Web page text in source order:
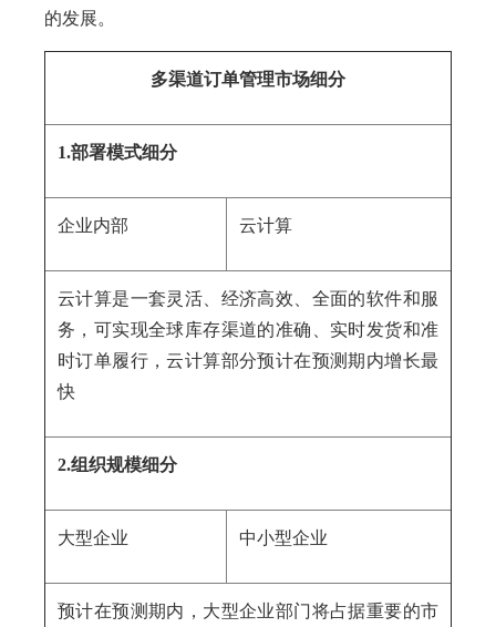
的发展。
多渠道订单管理市场细分
1.部署模式细分
企业内部 云计算
云计算是一套灵活、经济高效、全面的软件和服
务，可实现全球库存渠道的准确、实时发货和准
时订单履行，云计算部分预计在预测期内增长最
快
2.组织规模细分
大型企业 中小型企业
预计在预测期内，大型企业部门将占据重要的市